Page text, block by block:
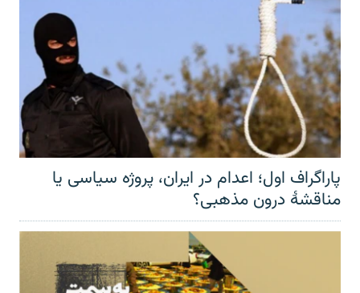
پاراگراف اول؛ اعدام در ایران، پروژه سیاسی یا
مناقشهٔ درون مذهبی؟